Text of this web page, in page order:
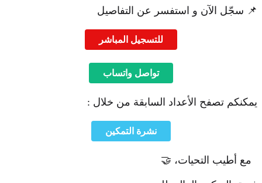
📌 سجّل الآن و استفسر عن التفاصيل
للتسجيل المباشر
تواصل واتساب
يمكنكم تصفح الأعداد السابقة من خلال :
نشرة التمكين
مع أطيب التحيات، 🤝